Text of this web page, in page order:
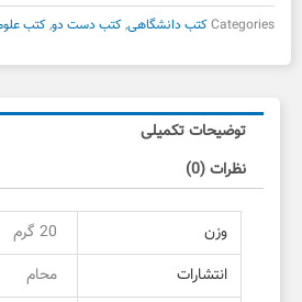
دست
عدد
Categoriesکتب دانشگاهی,کتب دست دو,کتب
توضیحات تکمیلی
نظرات (0)
وزن
20 گرم
انتشارات
محام